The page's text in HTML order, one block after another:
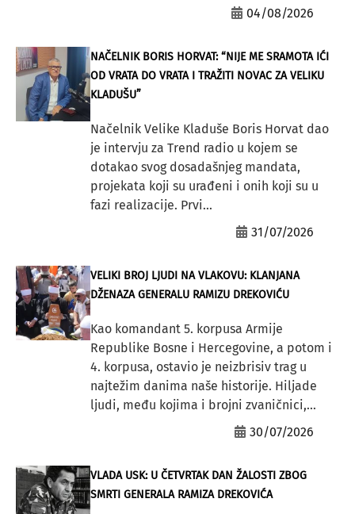
04/08/2026
NAČELNIK BORIS HORVAT: “NIJE ME SRAMOTA IĆI
OD VRATA DO VRATA I TRAŽITI NOVAC ZA VELIKU
KLADUŠU”
Načelnik Velike Kladuše Boris Horvat dao
je intervju za Trend radio u kojem se
dotakao svog dosadašnjeg mandata,
projekata koji su urađeni i onih koji su u
fazi realizacije. Prvi...
31/07/2026
VELIKI BROJ LJUDI NA VLAKOVU: KLANJANA
DŽENAZA GENERALU RAMIZU DREKOVIĆU
Kao komandant 5. korpusa Armije
Republike Bosne i Hercegovine, a potom i
4. korpusa, ostavio je neizbrisiv trag u
najtežim danima naše historije. Hiljade
ljudi, među kojima i brojni zvaničnici,...
30/07/2026
VLADA USK: U ČETVRTAK DAN ŽALOSTI ZBOG
SMRTI GENERALA RAMIZA DREKOVIĆA